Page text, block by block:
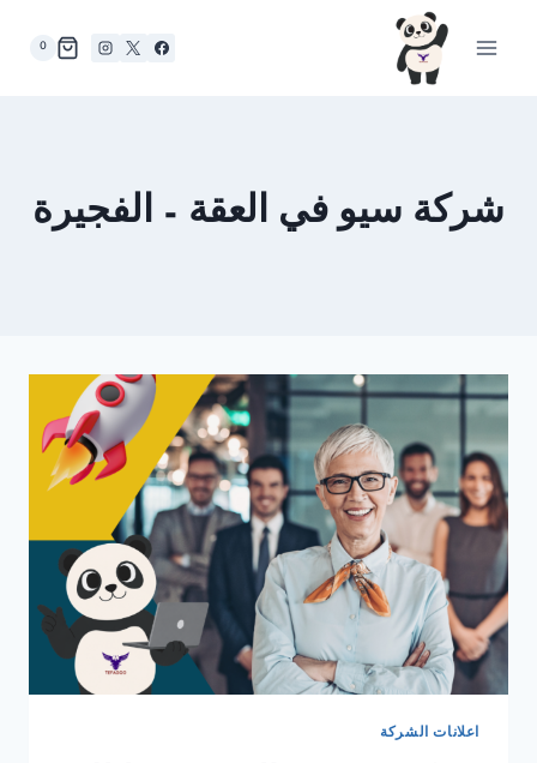
0
شركة سيو في العقة – الفجيرة
اعلانات الشركة